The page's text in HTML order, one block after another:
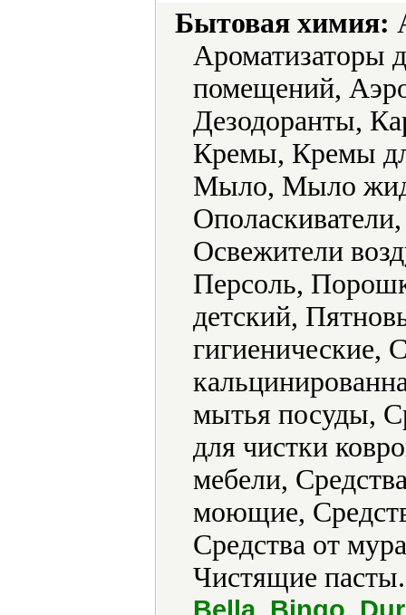
Бытовая химия:
Ароматизаторы
помещений,
Дезодоранты,
Кремы, Кремы
Мыло, Мыло
Освежители
Персоль,
детский,
гигиенические,
мытья посуды,
для чистки
мебели,
моющие,
Средства от
Чистящие